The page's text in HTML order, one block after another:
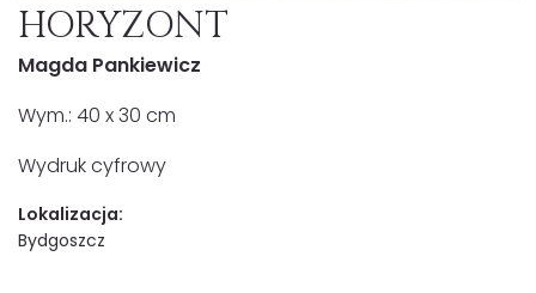
HORYZONT
Magda Pankiewicz
Wym.: 40 x 30 cm
Wydruk cyfrowy
Lokalizacja:
Bydgoszcz